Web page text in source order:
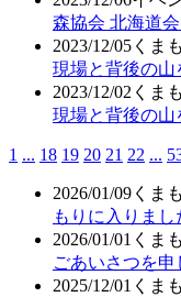
森協会 北海道
2023/12/05 くま
現場と背後の
2023/12/02 くま
現場と背後の
1 ... 18 19 20 21 22 ...
2026/01/09 くま
もりに入りまし
2026/01/01 くま
ごあいさつを申
2025/12/01 くま